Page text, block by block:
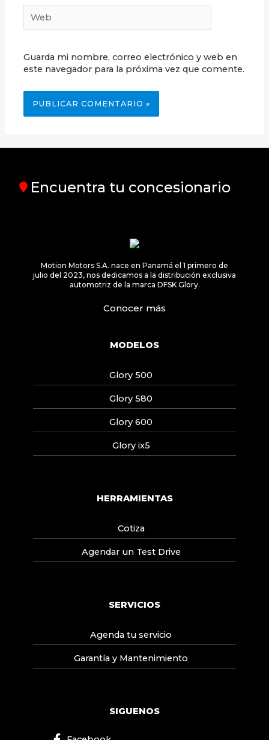
Guarda mi nombre, correo electrónico y web en
este navegador para la próxima vez que comente.
Encuentra tu concesionario
Motion Motors S.A. nace en Panamá el 1 primero de
julio del 2023, nos dedicamos a la distribución exclusiva
automotriz de la marca DFSK Glory.
Conocer más
MODELOS
Glory 500
Glory 580
Glory 600
Glory ix5
HERRAMIENTAS
Cotiza
Agendar un Test Drive
SERVICIOS
Agenda tu servicio
Garantía y Mantenimiento
SIGUENOS